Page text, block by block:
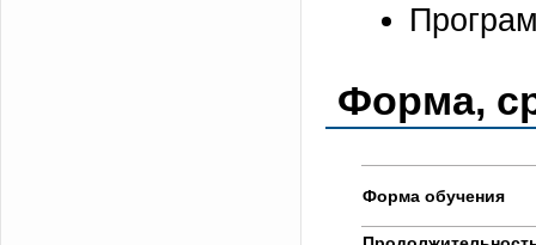
Форма,
Форма обучения